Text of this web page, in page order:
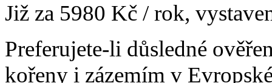
Již za 5980 Kč / rok,
Preferujete-li důsledné
kořeny i zázemím v